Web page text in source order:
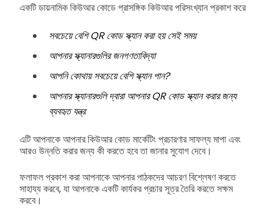
একটি ডায়নামিক কিউআর কোডে প্রাসঙ্গিক কিউআর পরিসংখ্যান প্রকাশ করে
সবচেয়ে বেশি QR কোড স্ক্যান করা হয় সেই সময়
আপনার স্ক্যানারগুলির জনগণতাবিদ্যা
আপনি কোথায় সবচেয়ে বেশি স্ক্যান পান?
আপনার স্ক্যানারগুলি দ্বারা আপনার QR কোড স্ক্যান করার জন্য
ব্যবহৃত যন্ত্র
এটি আপনাকে আপনার কিউআর কোড মার্কেটিং প্রচারণার সাফল্য মাপা এবং
আরও উন্নতি করার জন্য কী করতে হবে তা জানার সুযোগ দেবে।
ফলাফল প্রকাশ করা আপনাকে আপনার পাঠকদের আচরণ বিশ্লেষণ করতে
সাহায্য করবে, যা আপনাকে একটি কার্যকর প্রচার সূত্র তৈরি করতে সক্ষম
করবে।